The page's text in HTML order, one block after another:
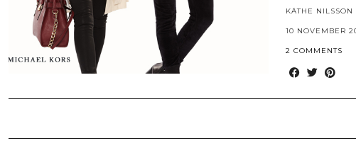
KÄTHE NILSSON
10 NOVEMBER
2 COMMENTS